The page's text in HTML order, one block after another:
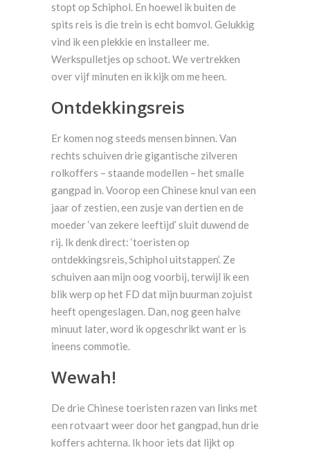
stopt op Schiphol. En hoewel ik buiten de
spits reis is die trein is echt bomvol. Gelukkig
vind ik een plekkie en installeer me.
Werkspulletjes op schoot. We vertrekken
over vijf minuten en ik kijk om me heen.
Ontdekkingsreis
Er komen nog steeds mensen binnen. Van
rechts schuiven drie gigantische zilveren
rolkoffers – staande modellen – het smalle
gangpad in. Voorop een Chinese knul van een
jaar of zestien, een zusje van dertien en de
moeder ‘van zekere leeftijd’ sluit duwend de
rij. Ik denk direct: ‘toeristen op
ontdekkingsreis, Schiphol uitstappen’. Ze
schuiven aan mijn oog voorbij, terwijl ik een
blik werp op het FD dat mijn buurman zojuist
heeft opengeslagen. Dan, nog geen halve
minuut later, word ik opgeschrikt want er is
ineens commotie.
Wewah!
De drie Chinese toeristen razen van links met
een rotvaart weer door het gangpad, hun drie
koffers achterna. Ik hoor iets dat lijkt op